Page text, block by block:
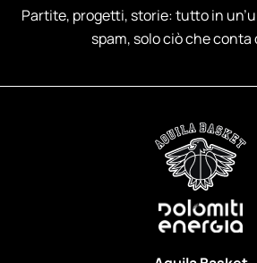
Partite, progetti, storie: tutto in
spam, solo ciò che conta